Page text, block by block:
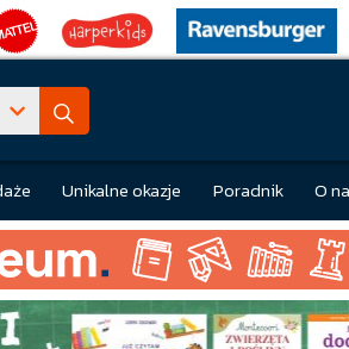
Unikalne okazje Poradnik O